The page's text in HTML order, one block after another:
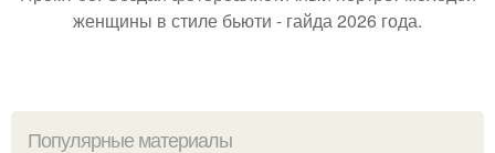
женщины в стиле бьюти - гайда 2026 года.
Популярные материалы